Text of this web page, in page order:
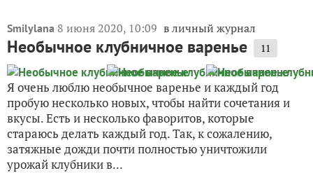
Smilylana 8 июня 2020, 10:09 в личный журнал
Необычное клубничное варенье 11
Я очень люблю необычное варенье и каждый год
пробую несколько новых, чтобы найти сочетания и
вкусы. Есть и несколько фаворитов, которые
стараюсь делать каждый год. Так, к сожалению,
затяжные дожди почти полностью уничтожили
урожай клубники в...